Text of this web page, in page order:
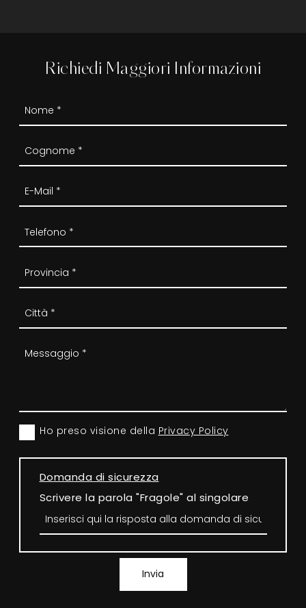
Richiedi Maggiori Informazioni
Ho preso visione della Privacy Policy
Domanda di sicurezza
Scrivere la parola "Fragole" al singolare
Invia